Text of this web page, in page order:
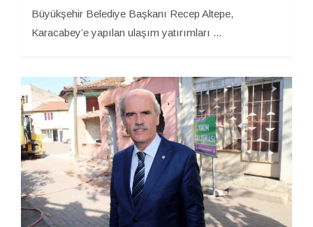
Büyükşehir Belediye Başkanı Recep Altepe,
Karacabey’e yapılan ulaşım yatırımları ...